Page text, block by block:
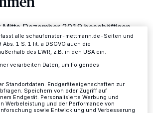
Mitte Dezember 2019 beschäftigen
vom Oberhausener
22 mit einer Serie von
einer Gastronomiekette
NRW.
Uhr Eine Minute Lesezeit
am unteren Rand der Webseite klicken.
Sie in unserer Datenschutzerklärung.
alle schaufenster-mettmann.de-Seiten und
1 S. 1 lit. a DSGVO auch die
des EWR, z.B. in den USA ein.
verarbeiten Daten, um Folgendes
Standortdaten. Endgeräteeigenschaften zur
Speichern von oder Zugriff auf
Endgerät. Personalisierte Werbung und
Werbeleistung und der Performance von
sowie Entwicklung und Verbesserung